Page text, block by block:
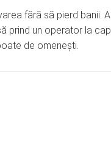
fără să pierd banii.
prind un operator la
de omenești.